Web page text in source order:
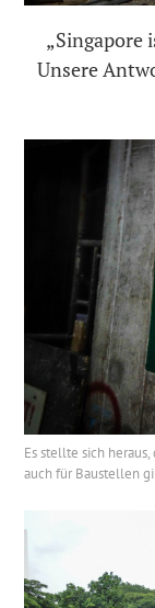
„Singapore
Unsere
Es stellte sich
auch für Baustellen